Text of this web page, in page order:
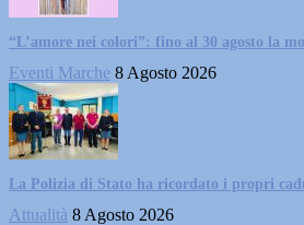
“L’amore nei colori”: fino al 30 agosto la
Eventi Marche 8 Agosto 2026
La Polizia di Stato ha ricordato i propri
Attualità 8 Agosto 2026